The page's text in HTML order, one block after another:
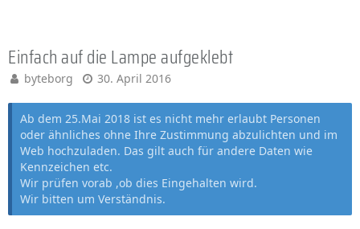
Einfach auf die Lampe aufgeklebt
byteborg 30. April 2016
Ab dem 25.Mai 2018 ist es nicht mehr erlaubt Personen
oder ähnliches ohne Ihre Zustimmung abzulichten und im
Web hochzuladen. Das gilt auch für andere Daten wie
Kennzeichen etc.
Wir prüfen vorab ,ob dies Eingehalten wird.
Wir bitten um Verständnis.